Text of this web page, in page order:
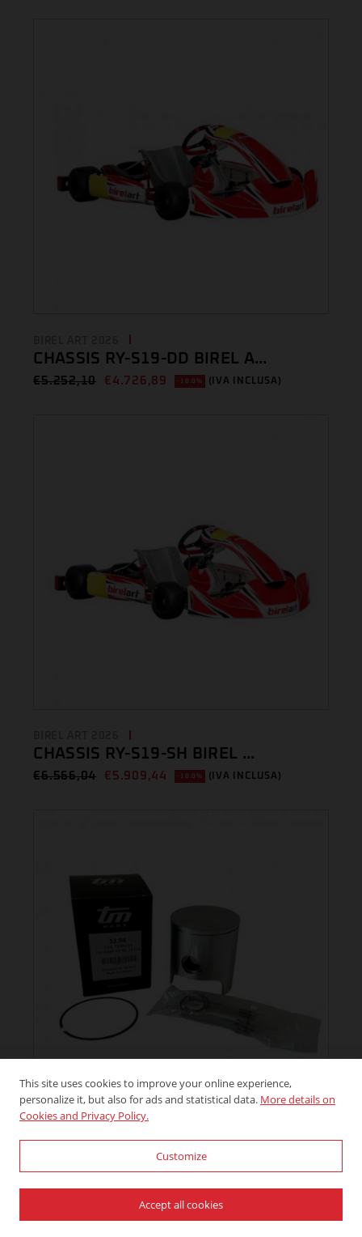
CHASSIS RY-S19-DD BIREL A...
€5.252,10 € 4.726,89 -10.0% (IVA INCLUSA)
CHASSIS RY-S19-SH BIREL ...
€6.566,04 € 5.909,44 -10.0% (IVA INCLUSA)
KIT 4 PISTONS VERTEX NEW ...
€410,94 €349,30 -15.0% (IVA INCLUSA)
This site uses cookies to improve your online experience,
personalize it, but also for ads and statistical data. More details on
Cookies and Privacy Policy.
Customize
Accept all cookies